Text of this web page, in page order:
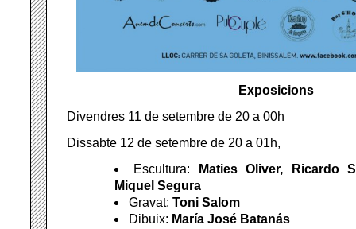
Exposicions
Divendres 11 de setembre de 20 a 00h
Dissabte 12 de setembre de 20 a 01h,
Escultura:
Maties Oliver, Ricardo
Miquel Segura
Gravat: Toni Salom
Dibuix: María José Batanás